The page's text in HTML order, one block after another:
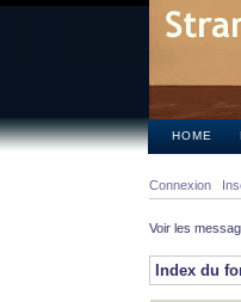
HOME
Connexion
Voir les
Index du